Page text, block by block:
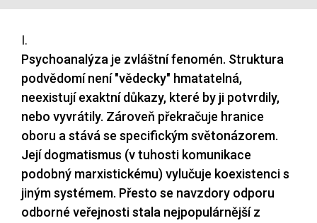
I.
Psychoanalýza je zvláštní fenomén. Struktura
podvědomí není "vědecky" hmatatelná,
neexistují exaktní důkazy, které by ji potvrdily,
nebo vyvrátily. Zároveň překračuje hranice
oboru a stává se specifickým světonázorem.
Její dogmatismus (v tuhosti komunikace
podobný marxistickému) vylučuje koexistenci s
jiným systémem. Přesto se navzdory odporu
odborné veřejnosti stala nejpopulárnější z